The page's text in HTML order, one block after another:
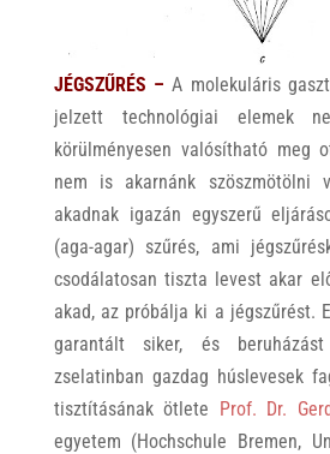
JÉGSZŰRÉS – A molekuláris
jelzett technológiai elemek
körülményesen valósítható meg
nem is akarnánk szöszmötölni
akadnak igazán egyszerű
(aga-agar) szűrés, ami
csodálatosan tiszta levest akar
akad, az próbálja ki a jégszűrést.
garantált siker, és
zselatinban gazdag húslevesek
tisztításának ötlete Prof. Dr.
egyetem (Hochschule Bremen,